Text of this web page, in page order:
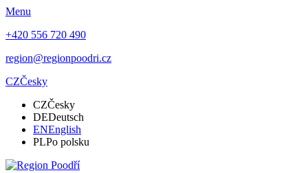
Menu
+420 556 720 490
region@regionpoodri.cz
CZČesky
CZČesky
DEDeutsch
ENEnglish
PLPo polsku